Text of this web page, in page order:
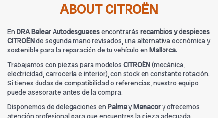
ABOUT CITROËN
En DRA Balear Autodesguacesencontrarás recambios y despieces
CITROËNde segunda mano revisados, una alternativa económica y
sostenible para la reparación de tu vehículo en Mallorca.
Trabajamos con piezas para modelos CITROËN(mecánica,
electricidad, carrocería e interior), con stock en constante rotación.
Si tienes dudas de compatibilidad o referencias, nuestro equipo
puede asesorarte antes de la compra.
Disponemos de delegaciones en PalmayManacory ofrecemos
atención profesional para que encuentres la pieza adecuada.